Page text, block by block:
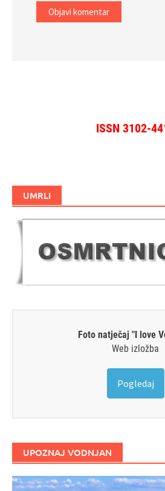
ISSN 3102-
UMRLI
Foto natječaj "I love
Web izložba
Pogledaj
UPOZNAJ VODNJAN